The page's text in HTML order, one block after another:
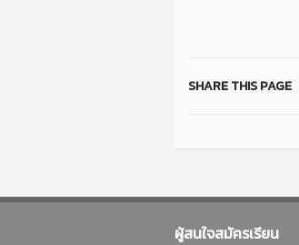
SHARE THIS PAGE
ผู้สนใจสมัครเรียน